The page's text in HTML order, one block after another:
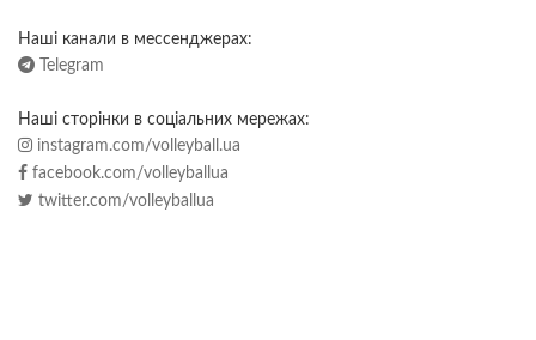
Наші канали в мессенджерах:
Telegram
Наші сторінки в соціальних мережах:
instagram.com/volleyball.ua
facebook.com/volleyballua
twitter.com/volleyballua